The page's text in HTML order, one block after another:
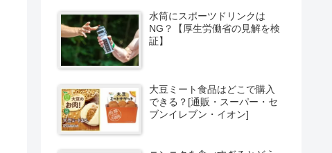
水筒にスポーツドリンクは
NG？【厚生労働省の見解を検
証】
大豆ミート食品はどこで購入
できる？[通販・スーパー・セ
ブンイレブン・イオン]